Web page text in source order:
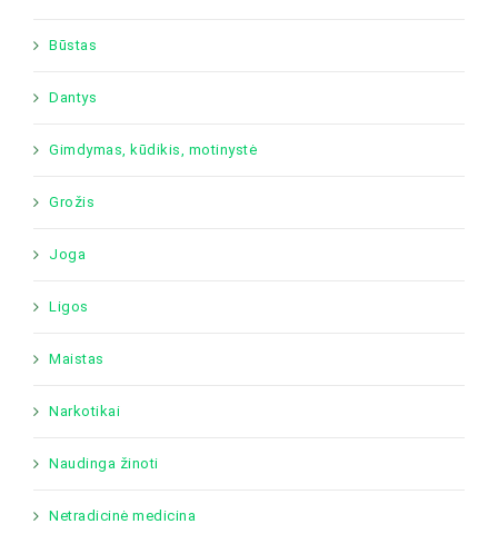
Būstas
Dantys
Gimdymas, kūdikis, motinystė
Grožis
Joga
Ligos
Maistas
Narkotikai
Naudinga žinoti
Netradicinė medicina